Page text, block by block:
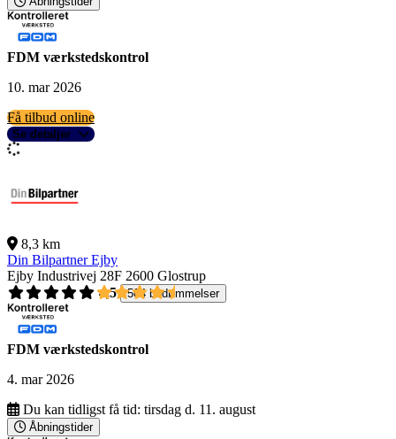
FDM værkstedskontrol
10. mar 2026
Få tilbud online
Se detaljer
8,3 km
Din Bilpartner Ejby
Ejby Industrivej 28F 2600 Glostrup
4,5
504 bedømmelser
FDM værkstedskontrol
4. mar 2026
Du kan tidligst få tid: tirsdag d. 11. august
Åbningstider